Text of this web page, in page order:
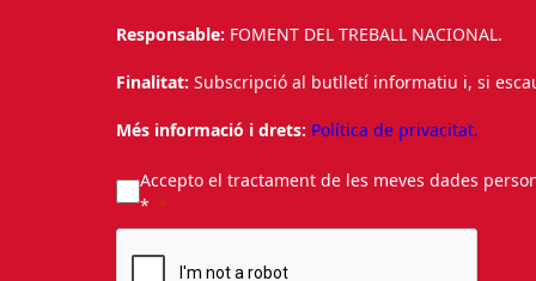
Responsable: FOMENT DEL TREBALL NACIONAL.
Finalitat: Subscripció al butlletí informatiu i, si
Més informació i drets: Política de privacitat.
Accepto el tractament de les meves dades
*